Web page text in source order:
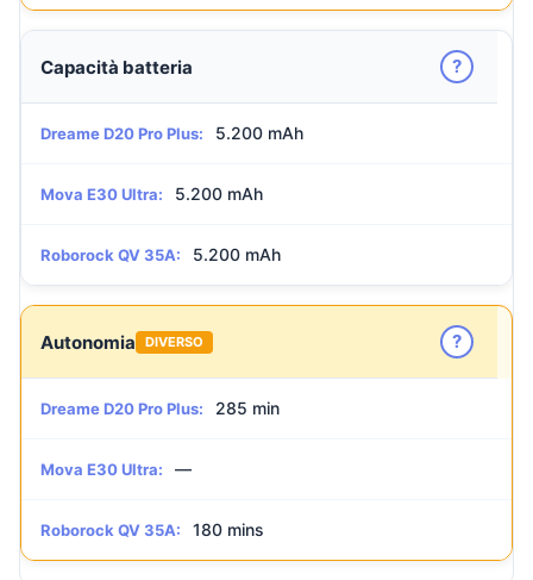
Capacità batteria ?
Dreame D20 Pro Plus: 5.200 mAh
Mova E30 Ultra: 5.200 mAh
Roborock QV 35A: 5.200 mAh
Autonomia DIVERSO ?
Dreame D20 Pro Plus: 285 min
Mova E30 Ultra: —
Roborock QV 35A: 180 mins